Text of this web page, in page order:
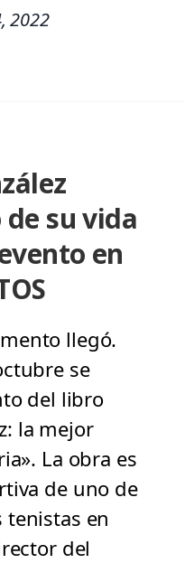
2022
su vida
en
llegó.
se
del libro
la mejor
La obra es
de uno de
tenistas en
del